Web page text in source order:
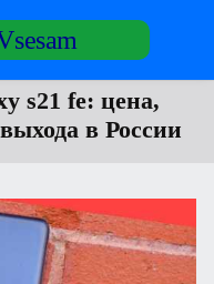
s21 fe: цена,
в России